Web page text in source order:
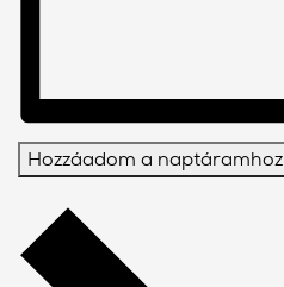
Hozzáadom a naptáramhoz